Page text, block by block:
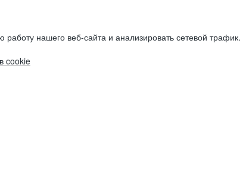
нашего веб-сайта и анализировать сетевой трафик.
cookie